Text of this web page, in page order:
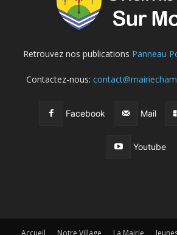
Retrouvez nos publications Panneau
Contactez-nous:
Facebook Mail
Youtube
Accueil Notre Village La Mairie